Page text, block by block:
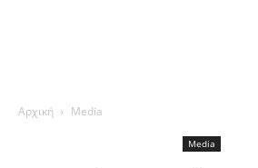
Αρχική Media
Media